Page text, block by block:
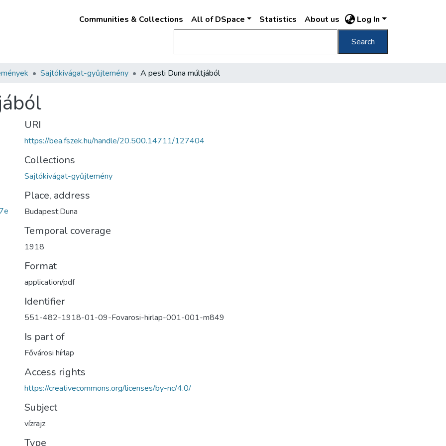
Communities & Collections All of DSpace Statistics About us Log In
Search
Sajtókivágat-gyűjtemény A pesti Duna múltjából
URI
https://bea.fszek.hu/handle/20.500.14711/127404
Collections
Sajtókivágat-gyűjtemény
Place, address
Budapest;Duna
Temporal coverage
1918
Format
application/pdf
Identifier
551-482-1918-01-09-Fovarosi-hirlap-001-001-m849
Is part of
Fővárosi hírlap
Access rights
https://creativecommons.org/licenses/by-nc/4.0/
Subject
vízrajz
Type